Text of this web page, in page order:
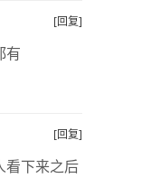
[回复]
有
[回复]
看下来之后